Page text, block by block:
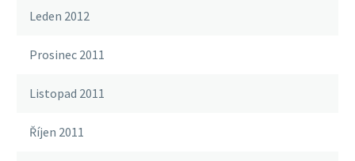
Leden 2012
Prosinec 2011
Listopad 2011
Říjen 2011